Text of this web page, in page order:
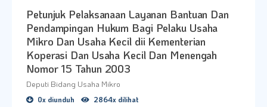
Petunjuk Pelaksanaan Layanan Bantuan Dan
Pendampingan Hukum Bagi Pelaku Usaha
Mikro Dan Usaha Kecil dii Kementerian
Koperasi Dan Usaha Kecil Dan Menengah
Nomor 15 Tahun 2003
Deputi Bidang Usaha Mikro
0x diunduh 2864x dilihat